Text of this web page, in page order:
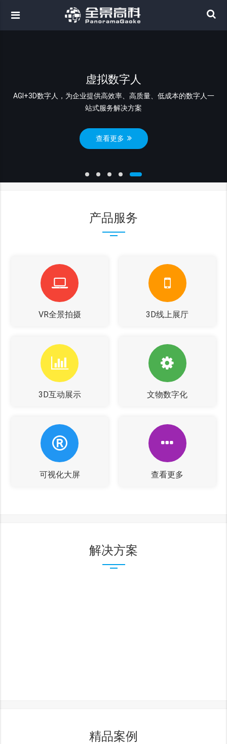
虚拟数字人
AGI+3D数字人，为企业提供高效率、高质量、低成本的数字人一
站式服务解决方案
查看更多
产品服务
VR全景拍摄 3D线上展厅
3D互动展示 文物数字化
可视化大屏 查看更多
解决方案
精品案例